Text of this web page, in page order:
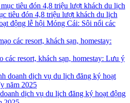
tiêu đón 4,8 triệu lượt khách du lịch
Móng Cái: Sôi nổi các
các resort, khách sạn, homestay: Lưu ý
dịch vụ du lịch đăng ký hoạt động